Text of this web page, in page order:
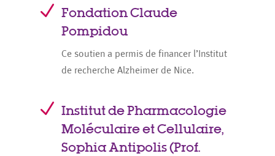
N Fondation Claude
Pompidou
Ce soutien a permis de financer l’Institut
de recherche Alzheimer de Nice.
N Institut de Pharmacologie
Moléculaire et Cellulaire,
Sophia Antipolis (Prof.